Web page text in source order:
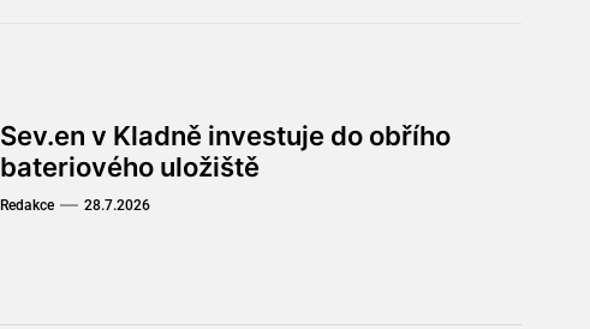
Sev.en v Kladně investuje do obřího
bateriového uložiště
Redakce 28.7.2026